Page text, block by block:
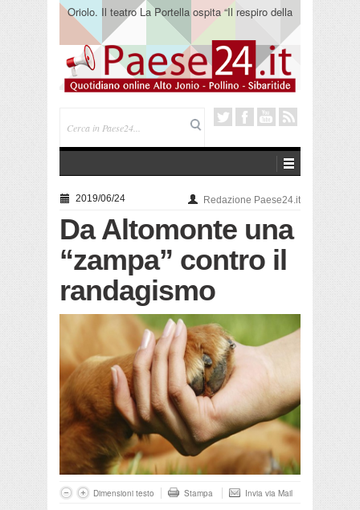
Oriolo. Il teatro La Portella ospita “Il respiro della
terra” del collettivo 365
2019/06/24 Redazione Paese24.it
Da Altomonte una
“zampa” contro il
randagismo
Dimensioni testo Stampa Invia via Mail